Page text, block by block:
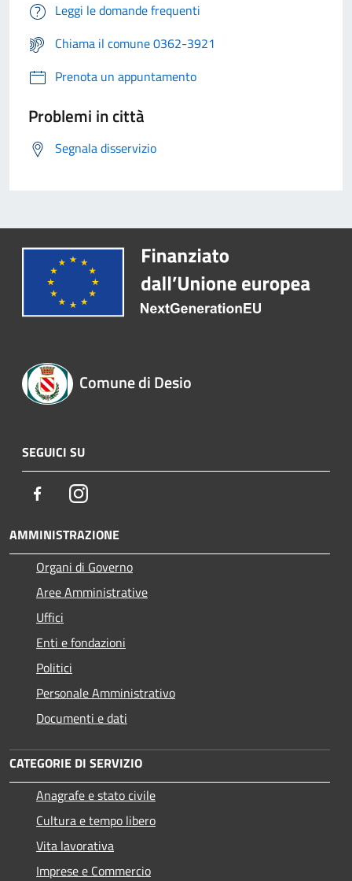
Leggi le domande frequenti
Chiama il comune 0362-3921
Prenota un appuntamento
Problemi in città
Segnala disservizio
Comune di Desio
SEGUICI SU
FacebookInstagram
AMMINISTRAZIONE
Organi di Governo
Aree Amministrative
Uffici
Enti e fondazioni
Politici
Personale Amministrativo
Documenti e dati
CATEGORIE DI SERVIZIO
Anagrafe e stato civile
Cultura e tempo libero
Vita lavorativa
Imprese e Commercio